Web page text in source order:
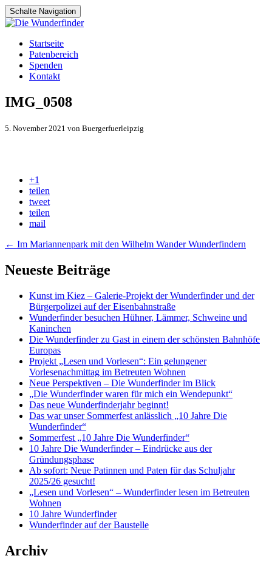
Schalte Navigation
Zum
Inhalt
springen
Startseite
Patenbereich
Spenden
Kontakt
IMG_0508
5. November 2021 von Buergerfuerleipzig
+1
teilen
tweet
teilen
mail
Artikel-
Navigation
← Im Mariannenpark mit den Wilhelm Wander Wunderfindern
Neueste Beiträge
Kunst im Kiez – Galerie-Projekt der Wunderfinder und der
Bürgerpolizei auf der Eisenbahnstraße
Wunderfinder besuchen Hühner, Lämmer, Schweine und
Kaninchen
Die Wunderfinder zu Gast in einem der schönsten Bahnhöfe
Europas
Projekt „Lesen und Vorlesen“: Ein gelungener
Vorlesenachmittag im Betreuten Wohnen
Neue Perspektiven – Die Wunderfinder im Blick
„Die Wunderfinder waren für mich ein Wendepunkt“
Das neue Wunderfinderjahr beginnt!
Das war unser Sommerfest anlässlich „10 Jahre Die
Wunderfinder“
Sommerfest „10 Jahre Die Wunderfinder“
10 Jahre Die Wunderfinder – Eindrücke aus der
Gründungsphase
Ab sofort: Neue Patinnen und Paten für das Schuljahr
2025/26 gesucht!
„Lesen und Vorlesen“ – Wunderfinder lesen im Betreuten
Wohnen
10 Jahre Wunderfinder
Wunderfinder auf der Baustelle
Archiv